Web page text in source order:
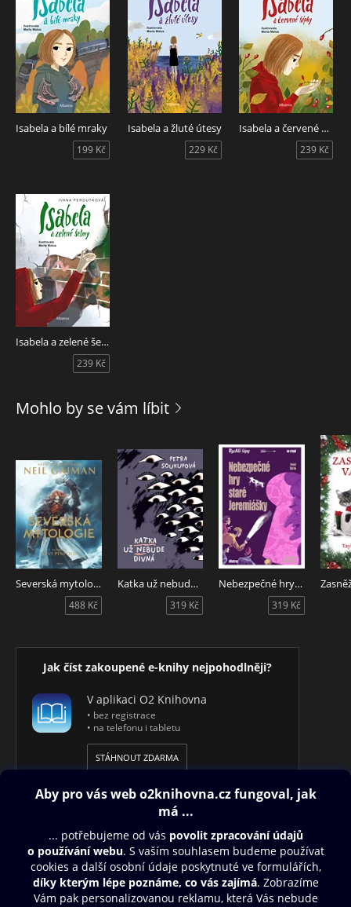
Isabela a bílé mraky
199 Kč
Isabela a žluté útesy
229 Kč
Isabela a červené šípky
239 Kč
Isabela a zelené šelmy
239 Kč
Mohlo by se vám líbit
Severská mytologie
488 Kč
Katka už nebude divná
319 Kč
Nebezpečné hry staré Jeremiášky
319 Kč
Jak číst zakoupené e-knihy nejpohodlněji?
V aplikaci O2 Knihovna
• bez registrace
• na telefonu i tabletu
STÁHNOUT ZDARMA
Obsah ke stažení
Moje O2 Knihovna